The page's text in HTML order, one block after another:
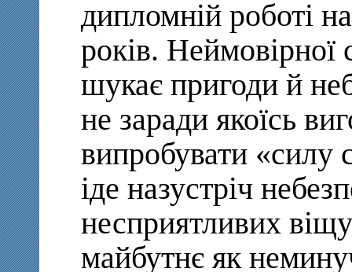
дипломній роботі
років.
шукає пригоди й
не заради якоїсь
випробувати «силу
іде назустріч
несприятливих
майбутнє як